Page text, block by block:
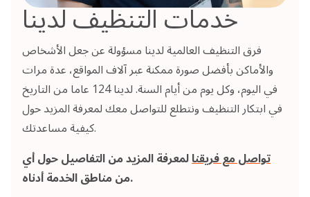
خدمات التنظيف لدينا
فرق التنظيف العالمية لدينا مسؤولة عن جعل الأشخاص
والأماكن بأفضل صورة ممكنة عبر آلاف المواقع، عدة مرات
في اليوم، وكل يوم من أيام السنة. لدينا 124 عاما من التاريخ
في ابتكار التنظيف ونتطلع للتواصل معك لمعرفة المزيد حول
كيفية مساعدتك.
تواصل مع فريقنا لمعرفة المزيد من التفاصيل حول أي
من مناطق الخدمة أدناه.